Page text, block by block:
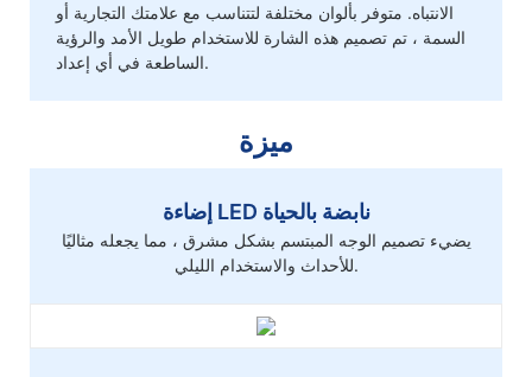
الانتباه. متوفر بألوان مختلفة لتتناسب مع علامتك التجارية أو
السمة ، تم تصميم هذه الشارة للاستخدام طويل الأمد والرؤية
الساطعة في أي إعداد.
ميزة
إضاءة LED نابضة بالحياة
يضيء تصميم الوجه المبتسم بشكل مشرق ، مما يجعله مثاليًا
للأحداث والاستخدام الليلي.